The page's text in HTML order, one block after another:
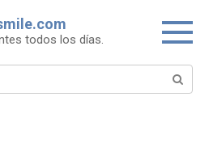
todos los días.